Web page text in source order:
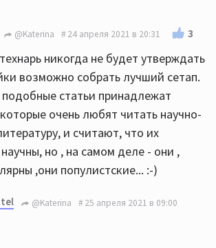
@Katerina 24 апреля 2021 в 20:31 3
никогда не будет утверждать
возможно собрать лучший сетап.
статьи принадлежат
очень любят читать научно-
и считают, что их
но , на самом деле - они ,
,они популистские... :-)
@Katerina 25 апреля 2021 в 09:00